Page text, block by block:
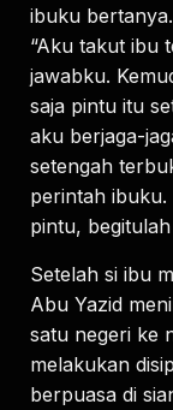
ibuku bertanya.
“Aku takut ibu
jawabku.
saja pintu itu
aku berjaga-
setengah
perintah
pintu,
Setelah si ibu
Abu Yazid
satu negeri ke
melakukan
berpuasa di